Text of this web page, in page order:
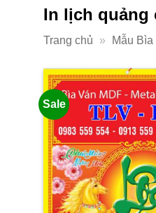
In lịch quảng
Trang chủ » Mẫu Bìa
Sale